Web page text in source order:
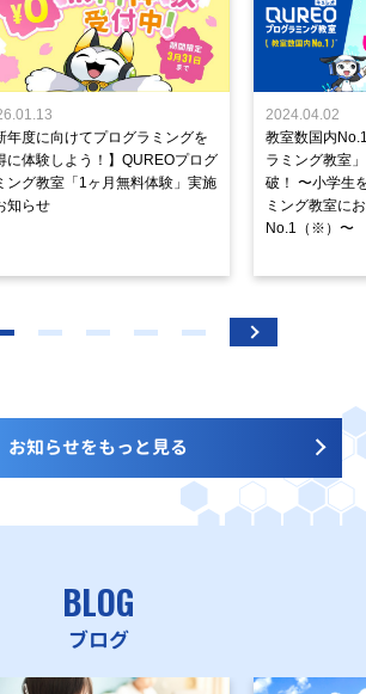
年度に向けてプログラミングを
に体験しよう！】QUREOプログ
ング教室「1ヶ月無料体験」実施
知らせ
2024.04.02
教室数国内
ラミング教室
破！ 〜小学生
ミング教室に
No.1（※）〜
お知らせをもっと見る
BLOG
ブログ